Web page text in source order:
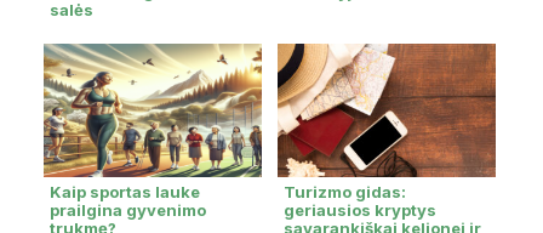
salės
Kaip sportas lauke
prailgina gyvenimo
trukmę?
Turizmo gidas:
geriausios kryptys
savarankiškai kelionei ir